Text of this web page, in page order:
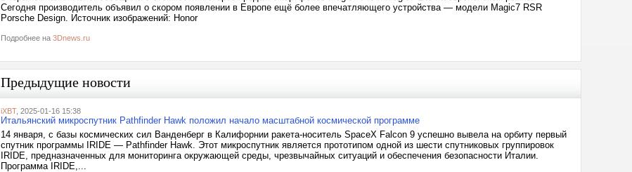
Сегодня производитель объявил о скором появлении в Европе ещё более впечатляющего устройства — модели Magic7 RSR
Porsche Design. Источник изображений: Honor
Подробнее на 3Dnews.ru
Предыдущие новости
iXBT, 2025-01-16 15:38
Итальянский микроспутник Pathfinder Hawk положил начало масштабной космической программе
14 января, с базы космических сил Ванденберг в Калифорнии ракета-носитель SpaceX Falcon 9 успешно вывела на орбиту первый
спутник программы IRIDE — Pathfinder Hawk. Этот микроспутник является прототипом одной из шести спутниковых группировок
IRIDE, предназначенных для мониторинга окружающей среды, чрезвычайных ситуаций и обеспечения безопасности Италии.
Программа IRIDE,...